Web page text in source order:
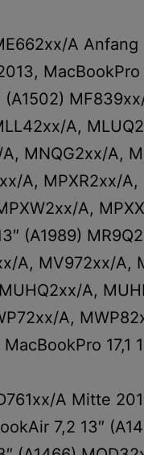
A
(A1502)
A,
MNQG2xx/A,
A, MPXR2xx/
A,
(A1989)
A, MV972xx/
A,
A,
A Mitte
7,2 13″